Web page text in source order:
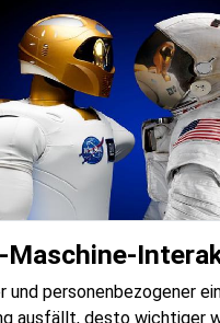
Maschine-
und personenbezogener
ausfällt, desto wichtiger